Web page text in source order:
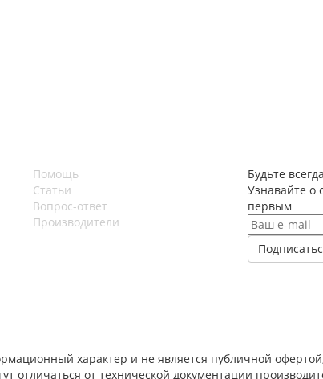
Помощь
Статьи
Вопрос-ответ
Производители
Будьте
Узнавайте о
первым
характер и не является публичной
отличаться от технической документации